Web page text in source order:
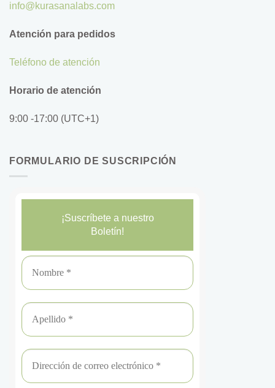
info@kurasanalabs.com
Atención para pedidos
Teléfono de atención
Horario de atención
9:00 -17:00 (UTC+1)
FORMULARIO DE SUSCRIPCIÓN
¡Suscríbete a nuestro
Boletín!